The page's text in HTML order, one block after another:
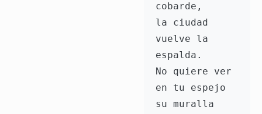
cobarde,
la ciudad
vuelve la
espalda.
No quiere ver
en tu espejo
su muralla